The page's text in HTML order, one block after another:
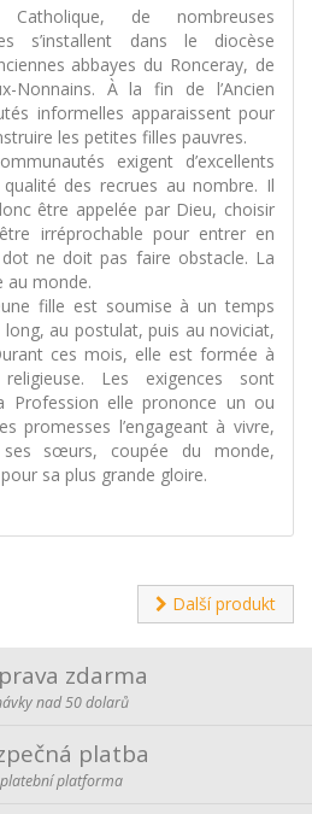
de nombreuses
s’installent dans le diocèse
abbayes du Ronceray, de
Nonnains. À la fin de l’Ancien
informelles apparaissent pour
les petites filles pauvres.
exigent d’excellents
des recrues au nombre. Il
être appelée par Dieu, choisir
irréprochable pour entrer en
ne doit pas faire obstacle. La
au monde.
fille est soumise à un temps
long, au postulat, puis au noviciat,
ces mois, elle est formée à
Les exigences sont
Profession elle prononce un ou
promesses l’engageant à vivre,
sœurs, coupée du monde,
sa plus grande gloire.
Další produkt
zdarma
nad 50 dolarů
platba
platforma